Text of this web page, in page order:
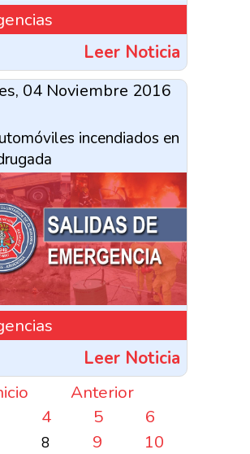
Leer Noticia
04 Noviembre 2016
incendiados en
Leer Noticia
Anterior
4 5
6
8 9
10